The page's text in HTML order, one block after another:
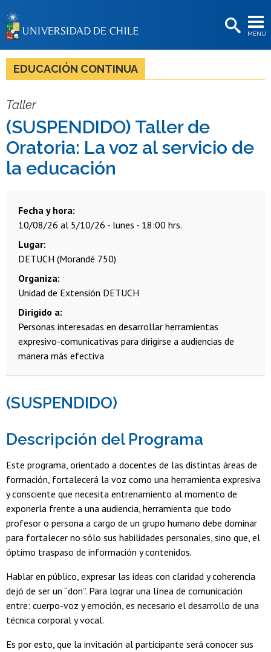
MENÚ
BIBLIOTECAS
LA UNIVERSIDAD
Académicas/os
EDUCACIÓN CONTINUA
Taller
(SUSPENDIDO) Taller de
Oratoria: La voz al servicio de
la educación
Fecha y hora
10/08/26 al 5/10/26 - lunes - 18:00 hrs.
Lugar
DETUCH (Morandé 750)
Organiza
Unidad de Extensión DETUCH
Dirigido a
Personas interesadas en desarrollar herramientas
expresivo-comunicativas para dirigirse a audiencias de
manera más efectiva
(SUSPENDIDO)
Descripción del Programa
Este programa, orientado a docentes de las distintas áreas de
formación, fortalecerá la voz como una herramienta expresiva
y consciente que necesita entrenamiento al momento de
exponerla frente a una audiencia, herramienta que todo
profesor o persona a cargo de un grupo humano debe dominar
para fortalecer no sólo sus habilidades personales, sino que, el
óptimo traspaso de información y contenidos.
Hablar en público, expresar las ideas con claridad y coherencia
dejó de ser un “don”. Para lograr una línea de comunicación
entre: cuerpo-voz y emoción, es necesario el desarrollo de una
técnica corporal y vocal.
Es por esto, que la invitación al participante será conocer sus